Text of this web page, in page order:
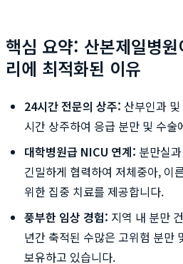
핵심 요약: 산본제일병
리에 최적화된 이유
24시간 전문의 상주: 산부인과
시간 상주하여 응급 분만 및 수
대학병원급 NICU 연계: 분만실
긴밀하게 협력하여 저체중아, 이
위한 집중 치료를 제공합니다.
풍부한 임상 경험: 지역 내 분만
년간 축적된 수많은 고위험 분만
보유하고 있습니다.